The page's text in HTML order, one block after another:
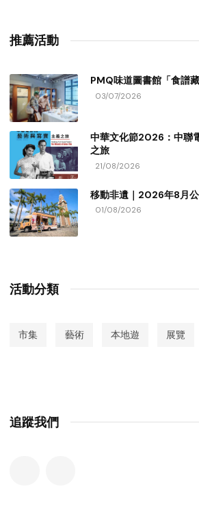
推薦活動
PMQ味道圖書館「食譜
03/07/2026
中華文化節2026：中聯
之旅
21/08/2026
移動非遺｜2026年8月
01/08/2026
活動分類
市集 藝術 本地遊 展覽
追蹤我們